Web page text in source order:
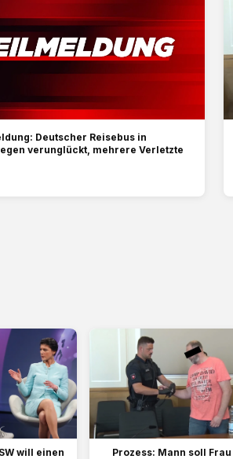
Deutscher Reisebus in
verunglückt, mehrere Verletzte
will einen Prozess: Mann soll